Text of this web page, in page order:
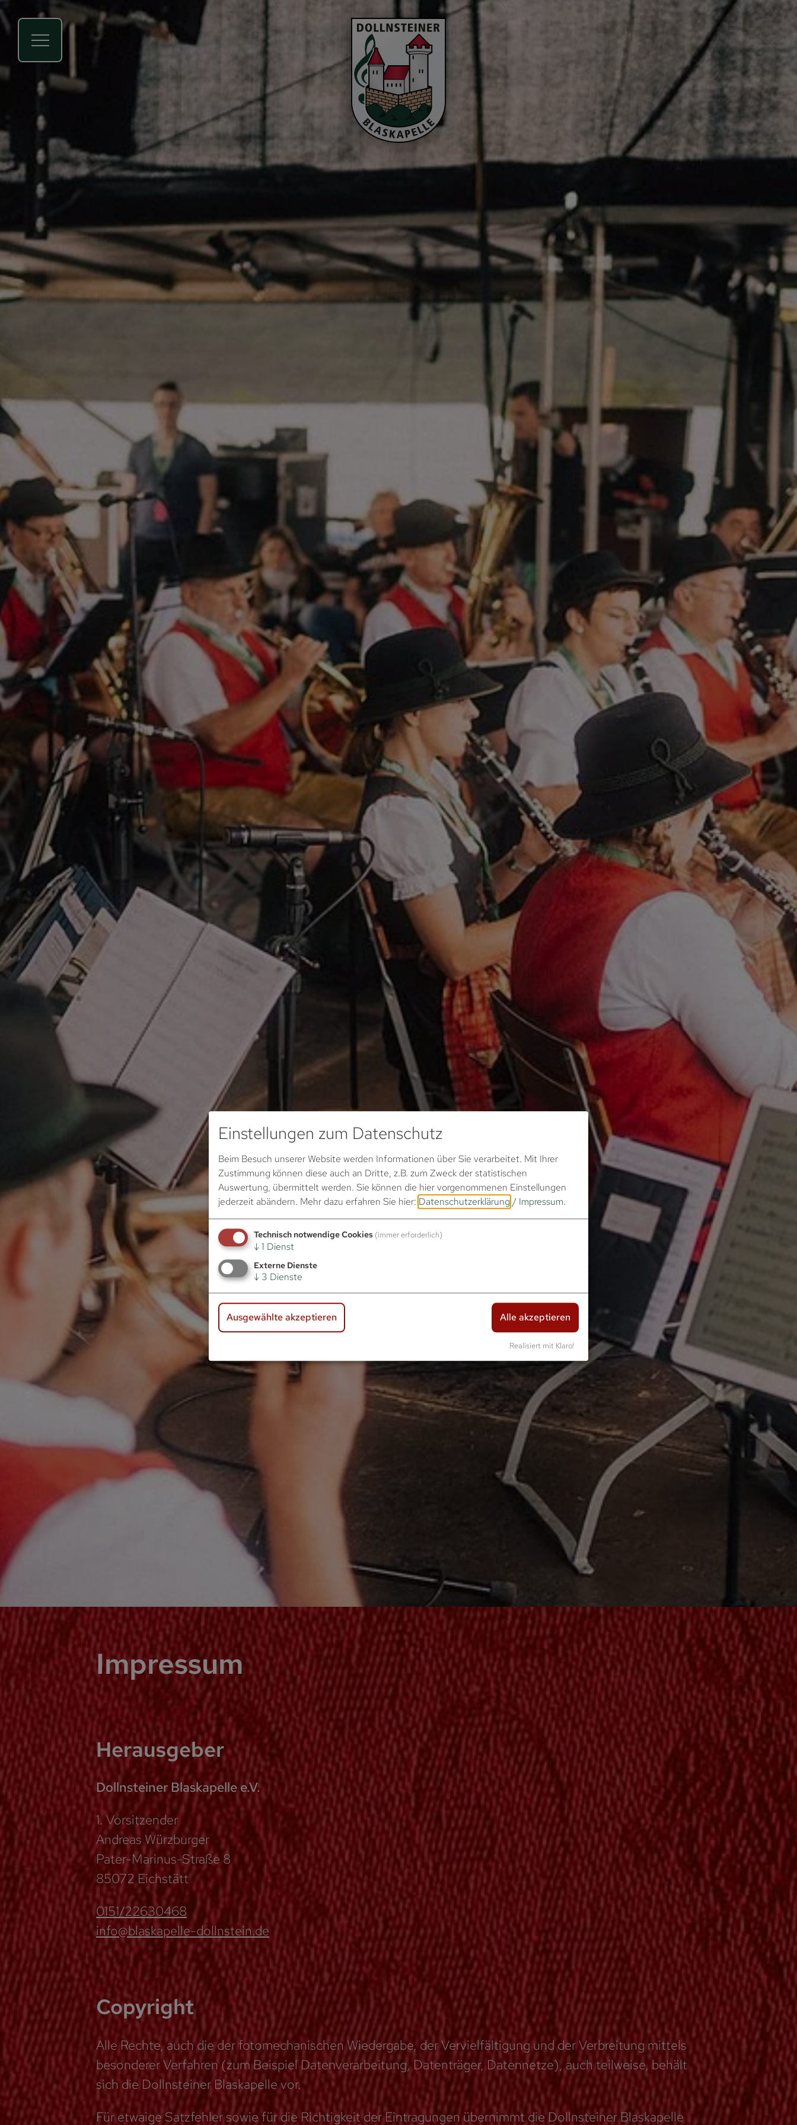
Impressum
Herausgeber
Dollnsteiner Blaskapelle e.V.
1. Vorsitzender
Andreas Würzburger
Pater-Marinus-Straße 8
85072 Eichstätt
0151/22630468
info@blaskapelle-dollnstein.de
Copyright
Alle Rechte, auch die der fotomechanischen Wiedergabe, der Vervielfältigung und der Verbreitung mittels
besonderer Verfahren (zum Beispiel Datenverarbeitung, Datenträger, Datennetze), auch teilweise, behält
sich die Dollnsteiner Blaskapelle vor.
Für etwaige Satzfehler sowie für die Richtigkeit der Eintragungen übernimmt die Dollnsteiner Blaskapelle
Einstellungen zum Datenschutz
Beim Besuch unserer Website werden Informationen über Sie verarbeitet. Mit Ihrer
Zustimmung können diese auch an Dritte, z.B. zum Zweck der statistischen
Auswertung, übermittelt werden. Sie können die hier vorgenommenen Einstellungen
jederzeit abändern. Mehr dazu erfahren Sie hier: Datenschutzerklärung / Impressum.
Technisch notwendige Cookies (immer erforderlich)
↓ 1 Dienst
Externe Dienste
↓ 3 Dienste
Ausgewählte akzeptieren Alle akzeptieren
Realisiert mit Klaro!